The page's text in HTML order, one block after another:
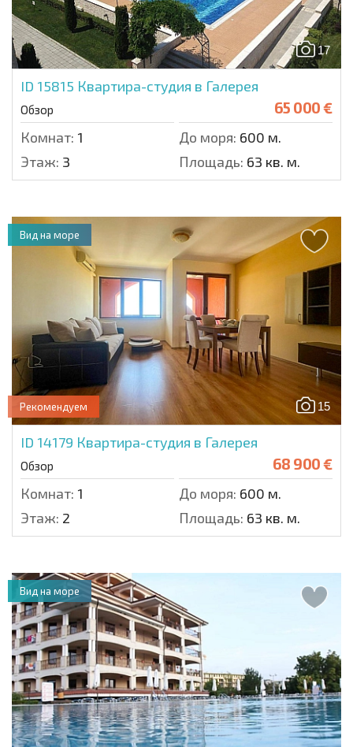
17
ID 15815 Квартира-студия в Галерея
Обзор 65 000 €
Комнат: 1 До моря: 600 м.
Этаж: 3 Площадь: 63 кв. м.
15
Рекомендуем
ID 14179 Квартира-студия в Галерея
Обзор 68 900 €
Комнат: 1 До моря: 600 м.
Этаж: 2 Площадь: 63 кв. м.
Вид на море
Вид на море